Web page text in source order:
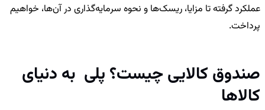
عملکرد گرفته تا مزایا، ریسک‌ها و نحوه سرمایه‌گذاری در آن‌ها، خواهیم
پرداخت.
صندوق کالایی چیست؟ پلی به دنیای
کالاها